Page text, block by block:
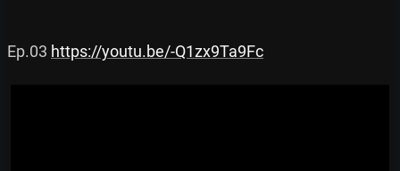
Ep.03 https://youtu.be/-Q1zx9Ta9Fc